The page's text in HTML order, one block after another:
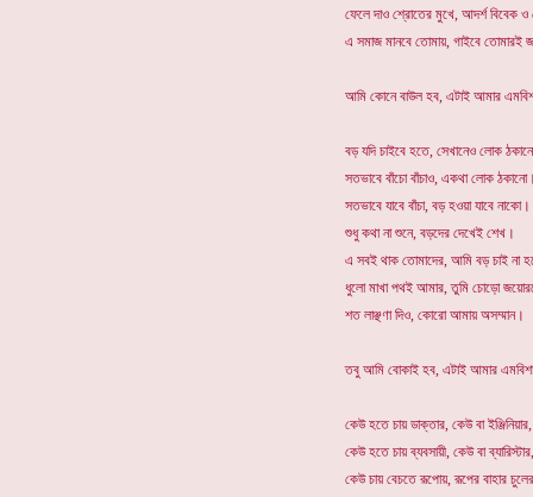
ফেলে দাও শ্রোতের মুখে, আদর্শ বিবেক
এ সমাজ মানবে তোমায়, গাইবে তোমারই
আমি কোনে বাউল হব, এটাই আমার
বড় যদি চাইবে হতে, সেখানেও লোক
সতভাবে বাঁচো বাঁচাও, একথা লোক
সতভাবে যাবে বাঁচা, বড় হওয়া যাবে নাকো।
শুধু কথা না শুনে, বড়দের দেখেই শেখ।
এ সবই থাক তোমাদের, আমি বড় চাই না
ধুলো মাখা পথই আমার, তুমি চোড়ো
শত লাঞ্ছণা দিও, কোরো আমায় অসম্মান।
তবু আমি বোকাই হব, এটাই আমার
কেউ হতে চায় ডাক্তার, কেউ বা ইঞ্জিনিয়ার,
কেউ হতে চায় ব্যবসায়ী, কেউ বা ব্যারিস্টার,
কেউ চায় বেচতে রূপোয়, রূপের বাহার